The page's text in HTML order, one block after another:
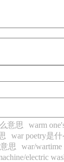
意思 warm
war poetry是
思 war/
electric